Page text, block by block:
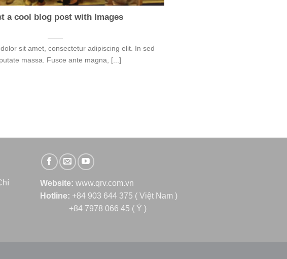
a cool blog post with Images
sit amet, consectetur adipiscing elit. In sed
massa. Fusce ante magna, [...]
Website: www.qrv.com.vn
Hotline: +84 903 644 375 ( Việt Nam )
+84 7978 066 45 ( Ý )